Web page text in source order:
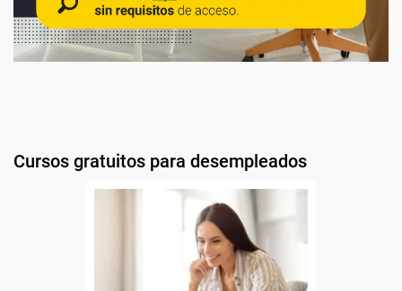
Cursos gratuitos para desempleados